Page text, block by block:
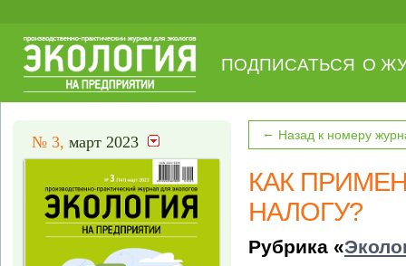
ПОДПИСАТЬСЯ О
№ 3, март 2023 ← Назад к номеру
КАК
НАЛОГУ?
Рубрика «